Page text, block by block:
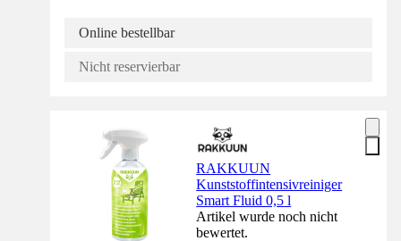
Online bestellbar
Nicht reservierbar
RAKKUUN
Kunststoffintensivreiniger
Smart Fluid 0,5 l
Artikel wurde noch nicht
bewertet.